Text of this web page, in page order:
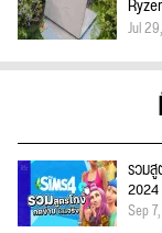
Jul
รวมสู
2024
Sep